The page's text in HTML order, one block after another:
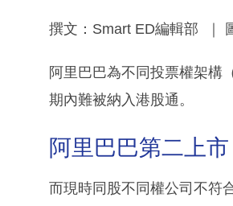
撰文：Smart ED編輯部 ｜
阿里巴巴為不同投票權架構
期內難被納入港股通。
阿里巴巴第二上
而現時同股不同權公司不符